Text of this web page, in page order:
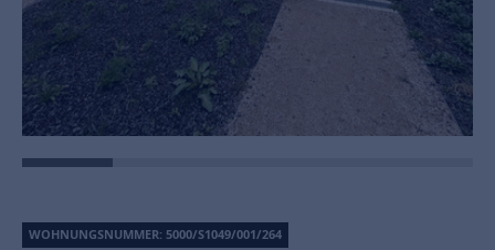
WOHNUNGSNUMMER: 5000/S1049/001/264